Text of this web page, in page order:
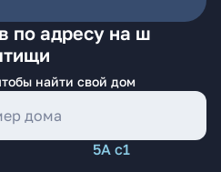
по адресу на ш
найти свой дом
5А с1